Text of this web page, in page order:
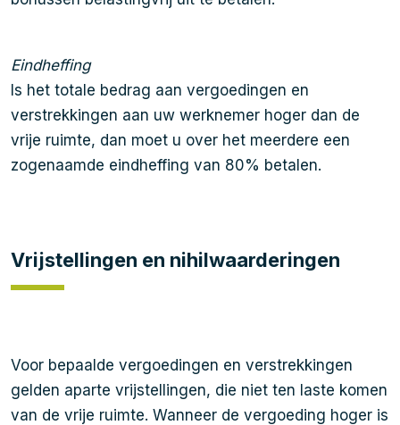
Eindheffing
Is het totale bedrag aan vergoedingen en
verstrekkingen aan uw werknemer hoger dan de
vrije ruimte, dan moet u over het meerdere een
zogenaamde eindheffing van 80% betalen.
Vrijstellingen en nihilwaarderingen
Voor bepaalde vergoedingen en verstrekkingen
gelden aparte vrijstellingen, die niet ten laste komen
van de vrije ruimte. Wanneer de vergoeding hoger is